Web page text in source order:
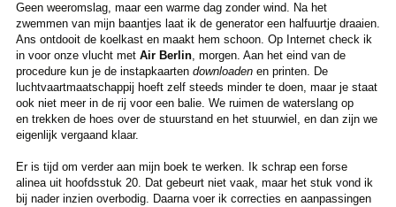
Geen weeromslag, maar een warme dag zonder wind. Na het
zwemmen van mijn baantjes laat ik de generator een halfuurtje draaien.
Ans ontdooit de koelkast en maakt hem schoon. Op Internet check ik
in voor onze vlucht met Air Berlin, morgen. Aan het eind van de
procedure kun je de instapkaarten downloadenen printen. De
luchtvaartmaatschappij hoeft zelf steeds minder te doen, maar je staat
ook niet meer in de rij voor een balie. We ruimen de waterslang op
en trekken de hoes over de stuurstand en het stuurwiel, en dan zijn we
eigenlijk vergaand klaar.
Er is tijd om verder aan mijn boek te werken. Ik schrap een forse
alinea uit hoofdsstuk 20. Dat gebeurt niet vaak, maar het stuk vond ik
bij nader inzien overbodig. Daarna voer ik correcties en aanpassingen